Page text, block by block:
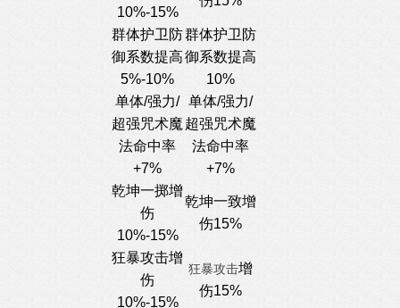
10%-15%
群体护卫防
御系数提高
5%-10%
群体护卫防
御系数提高
10%
单体/强力/
超强咒术魔
法命中率
+7%
单体/强力/
超强咒术魔
法命中率
+7%
乾坤一掷增
伤
10%-15%
乾坤一致增
伤15%
狂暴攻击增
伤
10%-15%
狂暴攻击增
伤15%